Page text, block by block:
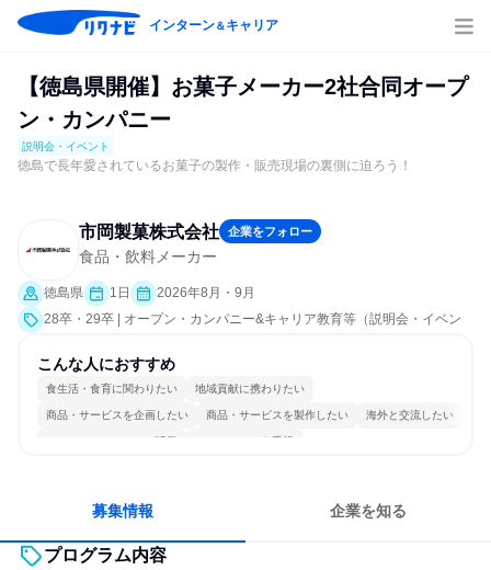
インターン＆キャリア
【徳島県開催】お菓子メーカー2社合同オープ
ン・カンパニー
説明会・イベント
徳島で長年愛されているお菓子の製作・販売現場の裏側に迫ろう！
市岡製菓株式会社 企業をフォロー
食品・飲料メーカー
徳島県 1日
2026年8月・9月
28卒・29卒 | オープン・カンパニー&キャリア教育等（説明会・イベン
界研究]）
こんな人におすすめ
食生活・食育に関わりたい 地域貢献に携わりたい
商品・サービスを企画したい 商品・サービスを製作したい 海外と交流したい
コミュニケーションが活発 チームワークを重視
募集情報 企業を知る
プログラム内容